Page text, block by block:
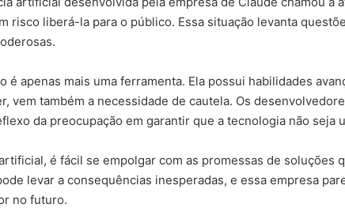
risco liberá-la para o público. Essa situação levanta
é apenas mais uma ferramenta. Ela possui habilidades
vem também a necessidade de cautela. Os
da preocupação em garantir que a tecnologia não seja
é fácil se empolgar com as promessas de
levar a consequências inesperadas, e essa empresa
no futuro.